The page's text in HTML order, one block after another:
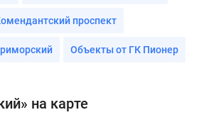
проспект
Объекты от ГК Пионер
на карте